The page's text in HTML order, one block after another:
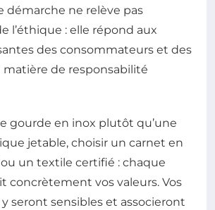
démarche ne relève pas
l’éthique : elle répond aux
des consommateurs et des
matière de responsabilité
gourde en inox plutôt qu’une
jetable, choisir un carnet en
un textile certifié : chaque
concrètement vos valeurs. Vos
seront sensibles et associeront